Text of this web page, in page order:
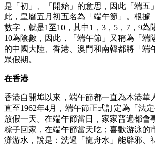
是「初」、「開始」的意思，因此「端五
此，皇曆五月初五名為「端午節」。根據
數字，就是1至10，其中1，3，5，7，9為
10為陰數，因此，「端午節」又稱為「端
的中國大陸、香港、澳門和南韓都將「端
眾假期。
在香港
香港自開埠以來，端午節都一直為本港華
直至1962年4月，端午節正式訂定為「法
放假一天。在端午節當日，家家普遍都會
粽子回家，在端午節當天吃；喜歡游泳的
灘游水，說是：洗過「龍舟水」能辟邪、